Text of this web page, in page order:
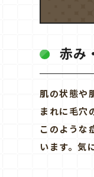
赤み
肌の状態や
まれに毛穴
このような
います。気